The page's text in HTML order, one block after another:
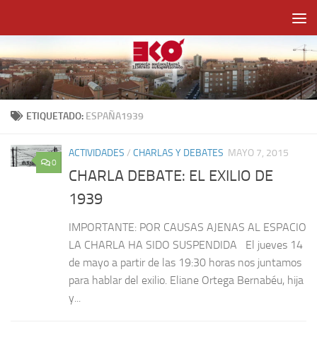
ETIQUETADO: ESPAÑA1939
0
ACTIVIDADES / CHARLAS Y DEBATES MAYO 7, 2015
CHARLA DEBATE: EL EXILIO DE
1939
IMPORTANTE: POR CAUSAS AJENAS AL ESPACIO
LA CHARLA HA SIDO SUSPENDIDA El jueves 14
de mayo a partir de las 19:30 horas nos juntamos
para hablar del exilio. Eliane Ortega Bernabéu, hija
y...